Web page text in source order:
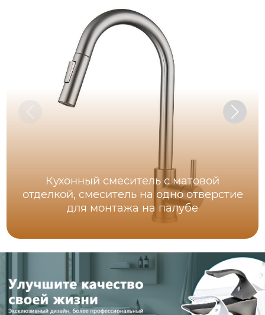
Кухонный смеситель с матовой
отделкой, смеситель на одно отверстие
для монтажа на палубе